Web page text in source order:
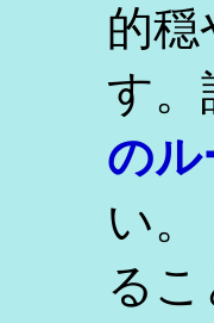
的
す。
のル
い
る